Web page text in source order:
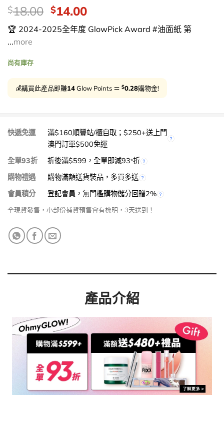
價
錢：
$18.00 Original
price
was:
$14.00Current
price
is:
🏆 2024-2025全年度 GlowPick Award #油面紙 第
...more
尚有庫存
💰購買此產品即賺14Glow Points ＝ $0.28購物金!
快遞免運
滿$160順豐站/櫃自取；$250+送上門
澳門訂單$500免運
全單93折
折後滿$599，全單即減93*折
購物禮遇
購物滿額送貨裝品，多買多送
會員積分
登記會員，無門檻購物儲分回贈2%
全現貨發售，小部份補貨預售會有標明，3天送到！
產品介紹